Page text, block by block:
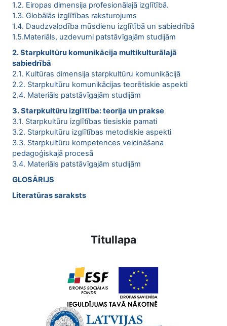
1.2. Eiropas dimensija profesionālajā izglītībā.
1.3. Globālās izglītības raksturojums
1.4. Daudzvalodība mūsdienu izglītībā un sabiedrībā
1.5.Materiāls, uzdevumi patstāvīgajām studijām
2. Starpkultūru komunikācija multikulturālajā
sabiedrībā
2.1. Kultūras dimensija starpkultūru komunikācijā
2.2. Starpkultūru komunikācijas teorētiskie aspekti
2.4. Materiāls patstāvīgajām studijām
3. Starpkultūru izglītība: teorija un prakse
3.1. Starpkultūru izglītības tiesiskie pamati
3.2. Starpkultūru izglītības metodiskie aspekti
3.3. Starpkultūru kompetences veicināšana
pedagoģiskajā procesā
3.4. Materiāls patstāvīgajām studijām
GLOSĀRIJS
Literatūras saraksts
Titullapa